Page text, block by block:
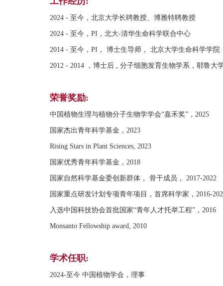
2024 - 至今，北京大学长聘教授、博雅特聘教授
2024 - 至今，PI，北大-清华生命科学联合中心
2014 - 至今，PI， 博士生导师， 北京大学生命科学学院
2012 - 2014 ，博士后 , 分子细胞发育生物学系，耶鲁大
荣誉奖励:
中国植物生理与植物分子生物学学会“嘉禾奖”，2025
国家杰出青年科学基金，2023
Rising Stars in Plant Sciences, 2023
国家优秀青年科学基金，2018
国家自然科学基金委创新群体， 骨干成员， 2017-2022
国家重点研发计划专项青年项目，首席科学家，2016-
入选中国科技协会首批国家“青年人才托举工程”，2016
Monsanto Fellowship award, 2010
学术任职:
2024-至今 中国植物学会，理事